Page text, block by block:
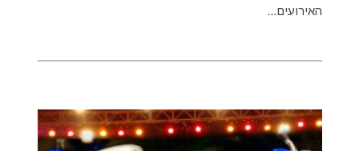
האירועים...